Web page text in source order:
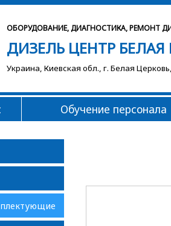
ОБОРУДОВАНИЕ, ДИАГНОСТИКА, РЕМОНТ
ДИЗЕЛЬ ЦЕНТР БЕЛАЯ
Украина, Киевская обл., г. Белая
Обучение персонала